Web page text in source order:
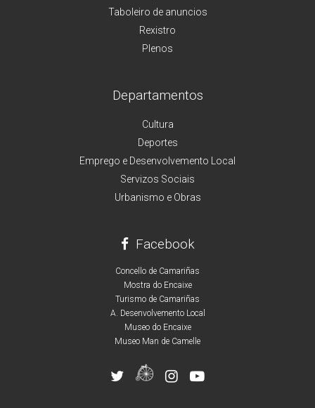
Taboleiro de anuncios
Rexistro
Plenos
Departamentos
Cultura
Deportes
Emprego e Desenvolvemento Local
Servizos Sociais
Urbanismo e Obras
Facebook
Concello de Camariñas
Mostra do Encaixe
Turismo de Camariñas
A. Desenvolvemento Local
Museo do Encaixe
Museo Man de Camelle